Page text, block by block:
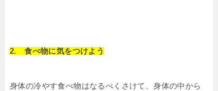
2. 食べ物に気をつけよう
身体の冷やす食べ物はなるべくさけて、身体の中から